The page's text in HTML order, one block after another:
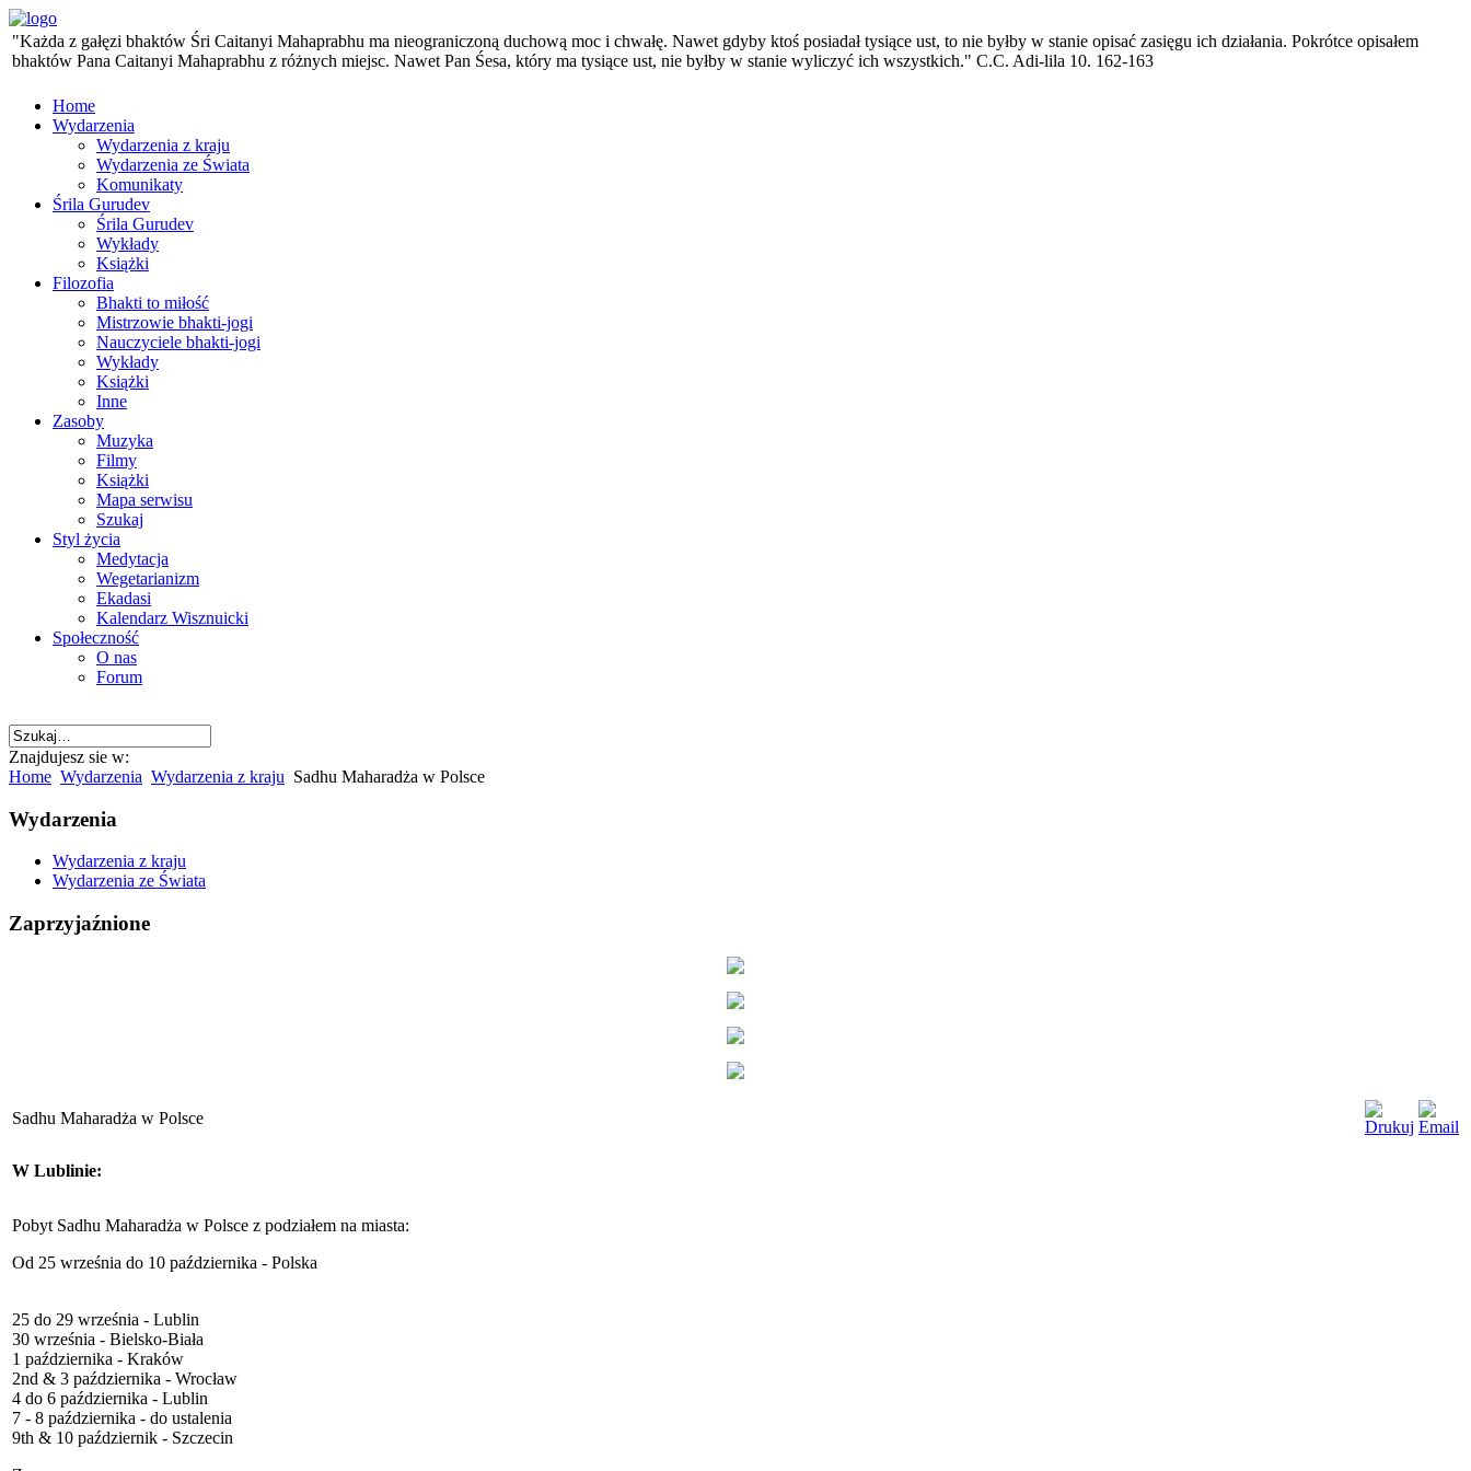
"Każda z gałęzi bhaktów Śri Caitanyi Mahaprabhu ma nieograniczoną duchową moc i chwałę. Nawet gdyby ktoś posiadał tysiące ust, to nie byłby w stanie opisać zasięgu ich działania. Pokrótce opisałem
bhaktów Pana Caitanyi Mahaprabhu z różnych miejsc. Nawet Pan Śesa, który ma tysiące ust, nie byłby w stanie wyliczyć ich wszystkich." C.C. Adi-lila 10. 162-163
Home
Wydarzenia
Wydarzenia z kraju
Wydarzenia ze Świata
Komunikaty
Śrila Gurudev
Śrila Gurudev
Wykłady
Książki
Filozofia
Bhakti to miłość
Mistrzowie bhakti-jogi
Nauczyciele bhakti-jogi
Wykłady
Książki
Inne
Zasoby
Muzyka
Filmy
Książki
Mapa serwisu
Szukaj
Styl życia
Medytacja
Wegetarianizm
Ekadasi
Kalendarz Wisznuicki
Społeczność
O nas
Forum
Znajdujesz sie w:
Home Wydarzenia Wydarzenia z kraju Sadhu Maharadża w Polsce
Wydarzenia
Wydarzenia z kraju
Wydarzenia ze Świata
Zaprzyjaźnione
Sadhu Maharadża w Polsce
W Lublinie:
Pobyt Sadhu Maharadża w Polsce z podziałem na miasta:
Od 25 września do 10 października - Polska
25 do 29 września - Lublin
30 września - Bielsko-Biała
1 października - Kraków
2nd & 3 października - Wrocław
4 do 6 października - Lublin
7 - 8 października - do ustalenia
9th & 10 październik - Szczecin